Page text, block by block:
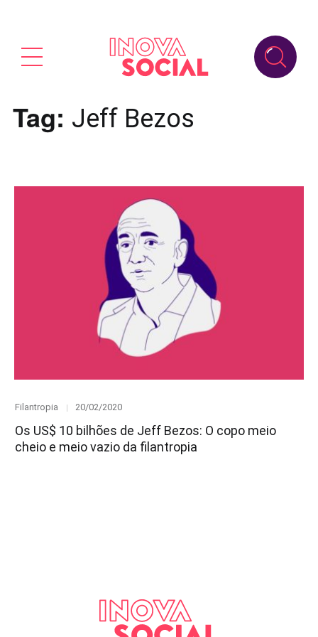
Tag: Jeff Bezos
Category
Filantropia
Posted
20/02/2020
Os US$ 10 bilhões de Jeff Bezos: O copo meio
cheio e meio vazio da filantropia